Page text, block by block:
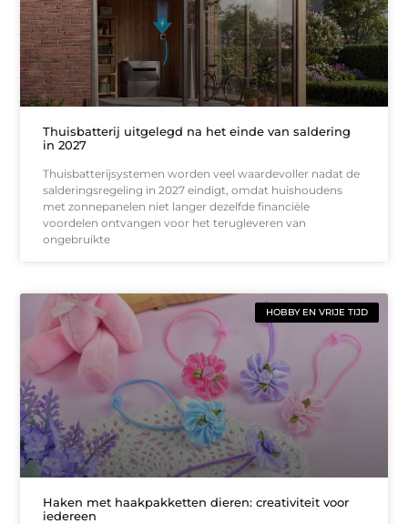
Thuisbatterij uitgelegd na het einde van saldering
in 2027
Thuisbatterijsystemen worden veel waardevoller nadat de
salderingsregeling in 2027 eindigt, omdat huishoudens
met zonnepanelen niet langer dezelfde financiële
voordelen ontvangen voor het terugleveren van
ongebruikte
HOBBY EN VRIJE TIJD
Haken met haakpakketten dieren: creativiteit voor
iedereen